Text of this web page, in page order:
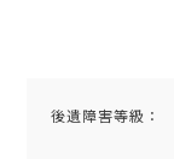
後遺障害等級：